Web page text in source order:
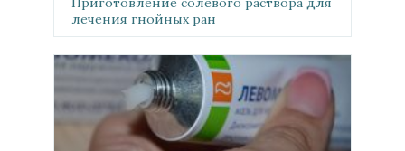
лечения гнойных ран